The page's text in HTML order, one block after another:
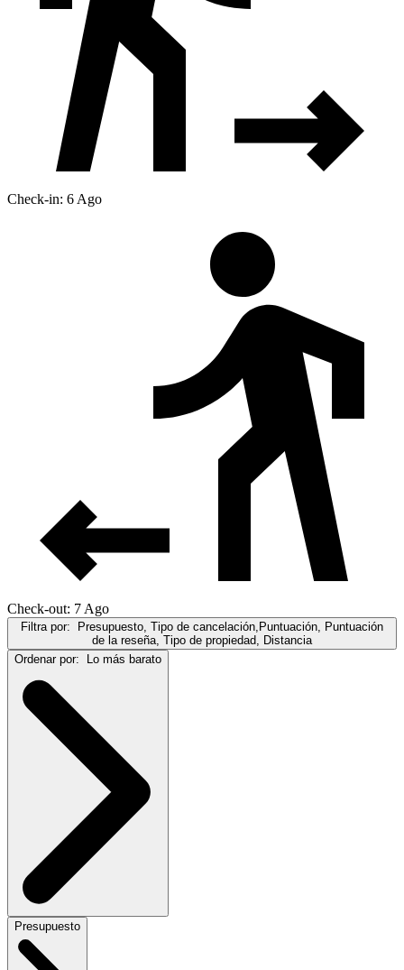
Check-in: 6 Ago
Check-out: 7 Ago
Filtra por:
Presupuesto, Tipo de cancelación,Puntuación, Puntuación
de la reseña, Tipo de propiedad, Distancia
Ordenar por:
Lo más barato
Presupuesto